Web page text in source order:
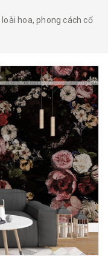
tường
Tế
hoa, phong cách cổ